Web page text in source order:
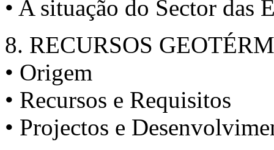
• A situação do Sector das
8. RECURSOS
• Origem
• Recursos e Requisitos
• Projectos e